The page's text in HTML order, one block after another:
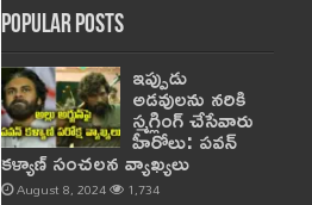
Popular Posts
ఇప్పుడు
అడవులను నరికి
స్మగ్లింగ్ చేసేవారు
హీరోలు: పవన్
కళ్యాణ్ సంచలన వ్యాఖ్యలు
August 8, 2024 1,734